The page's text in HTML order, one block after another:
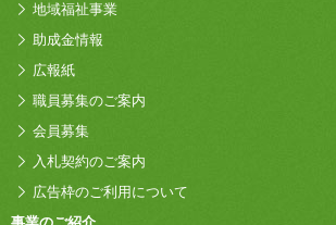
地域福祉事業
助成金情報
広報紙
職員募集のご案内
会員募集
入札契約のご案内
広告枠のご利用について